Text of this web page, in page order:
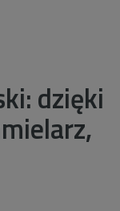
dzięki